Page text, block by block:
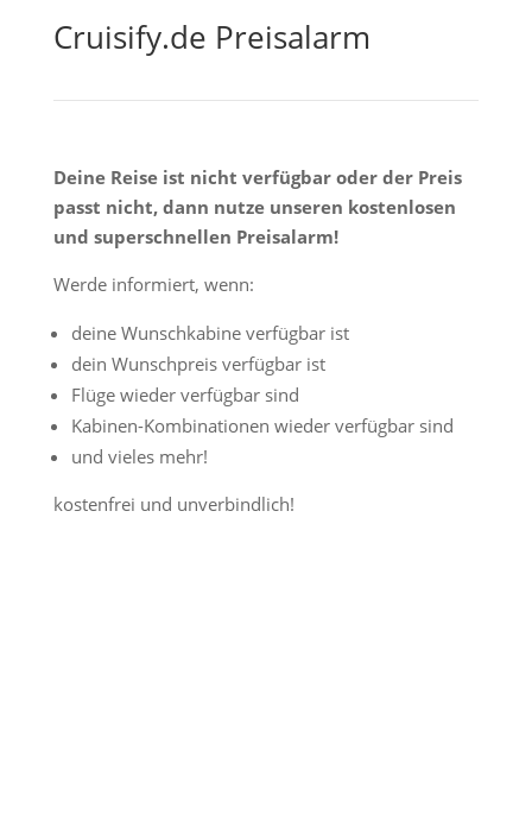
Cruisify.de Preisalarm
Deine Reise ist nicht verfügbar oder der Preis
passt nicht, dann nutze unseren kostenlosen
und superschnellen Preisalarm!
Werde informiert, wenn:
deine Wunschkabine verfügbar ist
dein Wunschpreis verfügbar ist
Flüge wieder verfügbar sind
Kabinen-Kombinationen wieder verfügbar sind
und vieles mehr!
kostenfrei und unverbindlich!